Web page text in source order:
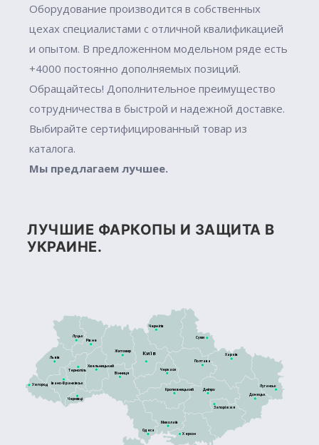
Оборудование производится в собственных
цехах специалистами с отличной квалификацией
и опытом. В предложенном модельном ряде есть
+4000 постоянно дополняемых позиций.
Обращайтесь! Дополнительное преимущество
сотрудничества в быстрой и надежной доставке.
Выбирайте сертифицированный товар из
каталога.
Мы предлагаем лучшее.
ЛУЧШИЕ ФАРКОПЫ И ЗАЩИТА В
УКРАИНЕ.
Луцьк
Київ
Житомир
Тернопіль
Рівне
Львів
Дніпро
Кропивницький
Харків
Полтава
Черкаси
Суми
Чернігів
Запоріжжя
Херсон
Донецьк
Луганськ
Ужгород
Чернівці
Вінниця
Хмельницький
Івано-Франківськ
Миколаїв
Одеса